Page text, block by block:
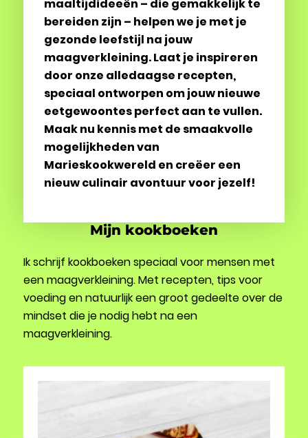
maaltijdideeën – die gemakkelijk te
bereiden zijn – helpen we je met je
gezonde leefstijl na jouw
maagverkleining. Laat je inspireren
door onze alledaagse recepten,
speciaal ontworpen om jouw nieuwe
eetgewoontes perfect aan te vullen.
Maak nu kennis met de smaakvolle
mogelijkheden van
Marieskookwereld en creëer een
nieuw culinair avontuur voor jezelf!
Mijn kookboeken
Ik schrijf kookboeken speciaal voor mensen met
een maagverkleining. Met recepten, tips voor
voeding en natuurlijk een groot gedeelte over de
mindset die je nodig hebt na een
maagverkleining.